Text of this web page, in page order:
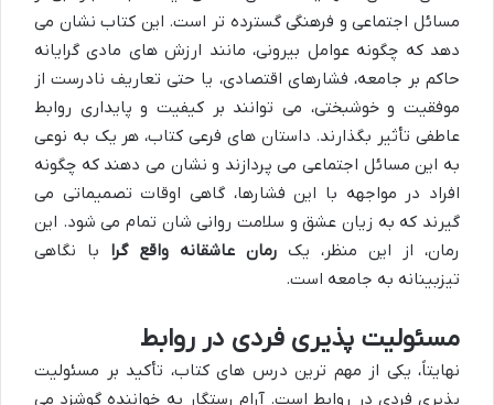
مسائل اجتماعی و فرهنگی گسترده تر است. این کتاب نشان می
دهد که چگونه عوامل بیرونی، مانند ارزش های مادی گرایانه
حاکم بر جامعه، فشارهای اقتصادی، یا حتی تعاریف نادرست از
موفقیت و خوشبختی، می توانند بر کیفیت و پایداری روابط
عاطفی تأثیر بگذارند. داستان های فرعی کتاب، هر یک به نوعی
به این مسائل اجتماعی می پردازند و نشان می دهند که چگونه
افراد در مواجهه با این فشارها، گاهی اوقات تصمیماتی می
گیرند که به زیان عشق و سلامت روانی شان تمام می شود. این
رمان، از این منظر، یک رمان عاشقانه واقع گرا با نگاهی
تیزبینانه به جامعه است.
مسئولیت پذیری فردی در روابط
نهایتاً، یکی از مهم ترین درس های کتاب، تأکید بر مسئولیت
پذیری فردی در روابط است. آرام رستگار به خواننده گوشزد می